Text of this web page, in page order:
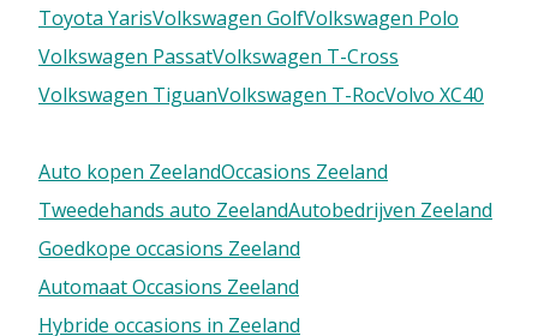
Toyota YarisVolkswagen GolfVolkswagen Polo
Volkswagen PassatVolkswagen T-Cross
Volkswagen TiguanVolkswagen T-RocVolvo XC40
Auto kopen ZeelandOccasions Zeeland
Tweedehands auto ZeelandAutobedrijven Zeeland
Goedkope occasions Zeeland
Automaat Occasions Zeeland
Hybride occasions in Zeeland